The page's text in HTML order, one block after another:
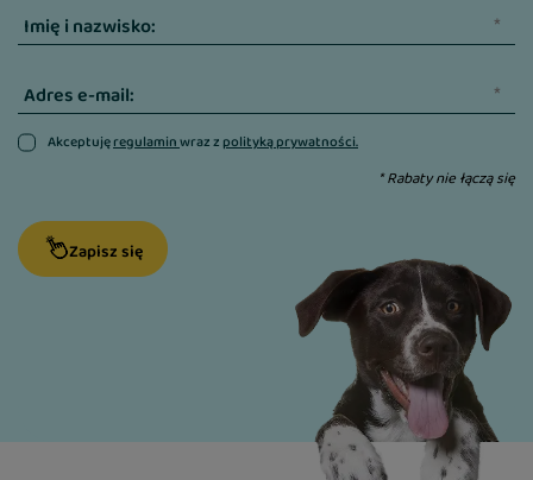
Imię i nazwisko:
Adres e-mail:
Akceptujęregulaminwraz zpolityką prywatności.
* Rabaty nie łączą się
Zapisz się